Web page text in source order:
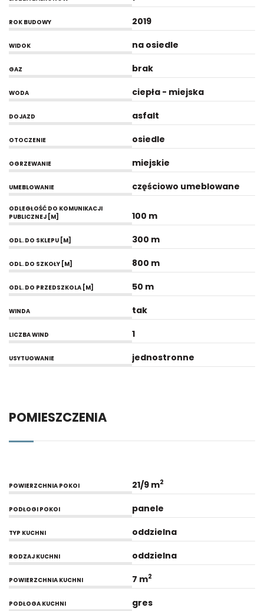
ROK BUDOWY 2019
WIDOK na osiedle
GAZ brak
WODA ciepła - miejska
DOJAZD asfalt
OTOCZENIE osiedle
OGRZEWANIE miejskie
UMEBLOWANIE częściowo umeblowane
ODLEGŁOŚĆ DO KOMUNIKACJI
PUBLICZNEJ [M]
100 m
ODL. DO SKLEPU [M] 300 m
ODL. DO SZKOŁY [M] 800 m
ODL. DO PRZEDSZKOLA [M] 50 m
WINDA tak
LICZBA WIND 1
USYTUOWANIE jednostronne
POMIESZCZENIA
POWIERZCHNIA POKOI 21/9 m2
PODŁOGI POKOI panele
TYP KUCHNI oddzielna
RODZAJ KUCHNI oddzielna
POWIERZCHNIA KUCHNI 7 m2
PODŁOGA KUCHNI gres